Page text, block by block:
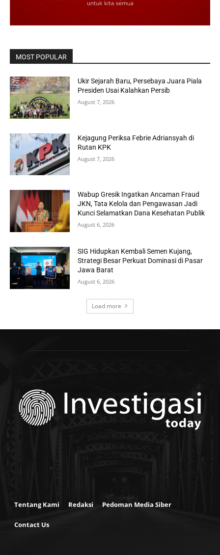
MOST POPULAR
Ukir Sejarah Baru, Persebaya Juara Piala
Presiden Usai Kalahkan Persib
August 7, 2026
Kejagung Periksa Febrie Adriansyah di
Rutan KPK
August 7, 2026
Wabup Gresik Ingatkan Ancaman Fraud
JKN, Tata Kelola dan Pengawasan Jadi
Kunci Selamatkan Dana Kesehatan Publik
August 6, 2026
SIG Hidupkan Kembali Semen Kujang,
Strategi Besar Perkuat Dominasi di Pasar
Jawa Barat
August 6, 2026
Load more
Tentang Kami Redaksi Pedoman Media Siber
Contact Us